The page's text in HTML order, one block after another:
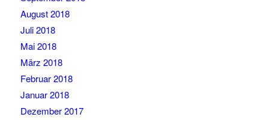
August 2018
Juli 2018
Mai 2018
März 2018
Februar 2018
Januar 2018
Dezember 2017